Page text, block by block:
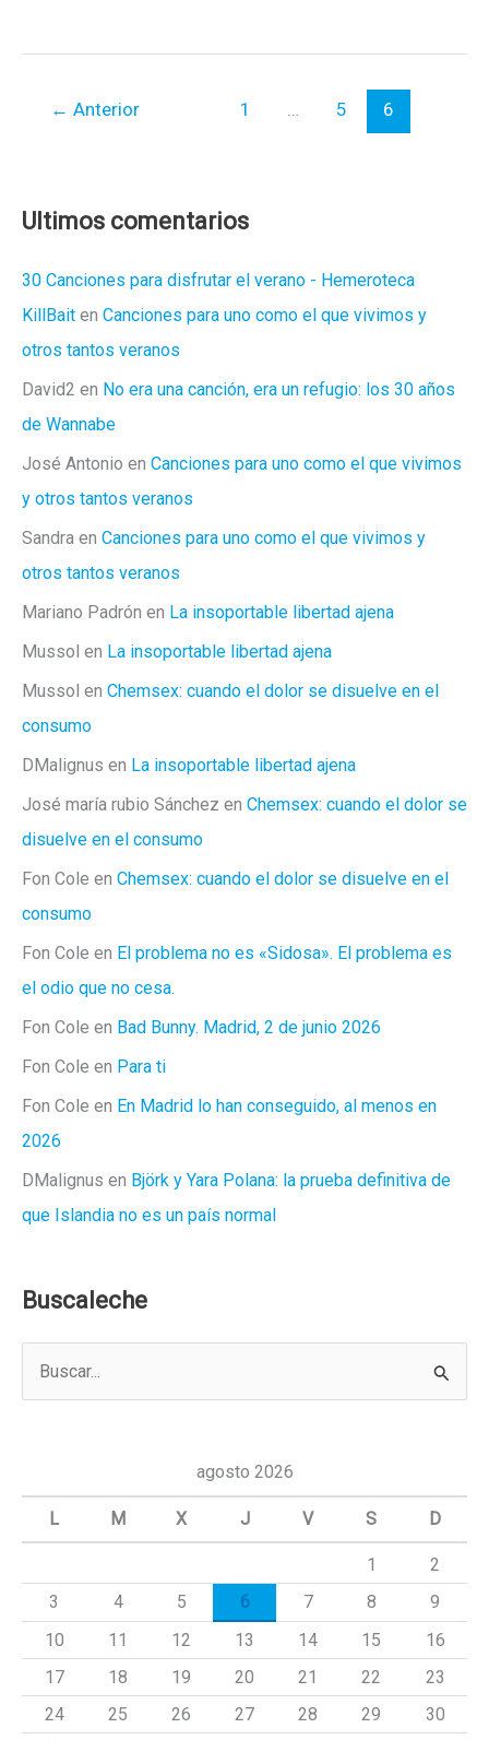
← Anterior 1 5 6
Ultimos comentarios
30 Canciones para disfrutar el verano - Hemeroteca
KillBait en Canciones para uno como el que vivimos y
otros tantos veranos
David2 en No era una canción, era un refugio: los 30 años
de Wannabe
José Antonio en Canciones para uno como el que vivimos
y otros tantos veranos
Sandra en Canciones para uno como el que vivimos y
otros tantos veranos
Mariano Padrón en La insoportable libertad ajena
Mussol en La insoportable libertad ajena
Mussol en Chemsex: cuando el dolor se disuelve en el
consumo
DMalignus en La insoportable libertad ajena
José maría rubio Sánchez en Chemsex: cuando el dolor se
disuelve en el consumo
Fon Cole en Chemsex: cuando el dolor se disuelve en el
consumo
Fon Cole en El problema no es «Sidosa». El problema es
el odio que no cesa.
Fon Cole en Bad Bunny. Madrid, 2 de junio 2026
Fon Cole en Para ti
Fon Cole en En Madrid lo han conseguido, al menos en
2026
DMalignus en Björk y Yara Polana: la prueba definitiva de
que Islandia no es un país normal
Buscaleche
a
agosto 2026
L M X J V S D
1
2
3
4 5 6 7 8
9
10
11 12 13 14 15
16
17
18 19 20 21 22
23
24
25 26 27 28 29
30